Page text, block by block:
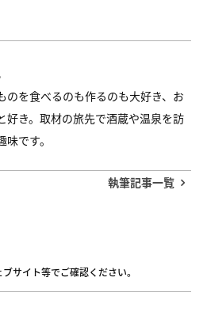
のを食べるのも作るのも大好き、お
好き。取材の旅先で酒蔵や温泉を訪
です。
執筆記事一覧
サイト等でご確認ください。